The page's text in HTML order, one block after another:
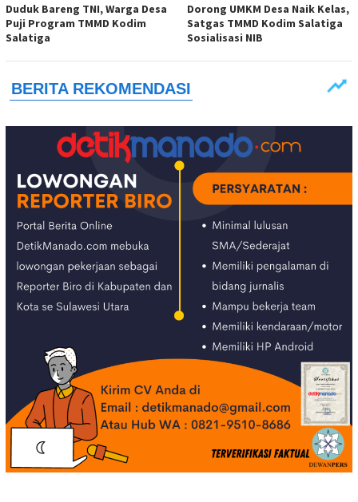
Duduk Bareng TNI, Warga Desa
Puji Program TMMD Kodim
Salatiga
Dorong UMKM Desa Naik Kelas,
Satgas TMMD Kodim Salatiga
Sosialisasi NIB